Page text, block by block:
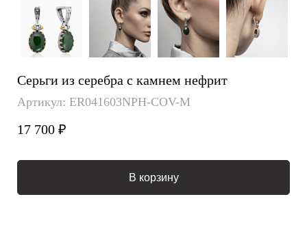
Серьги из серебра с камнем нефрит
Артикул: ER041603NPH-COV-M
17 700 ₽
В корзину